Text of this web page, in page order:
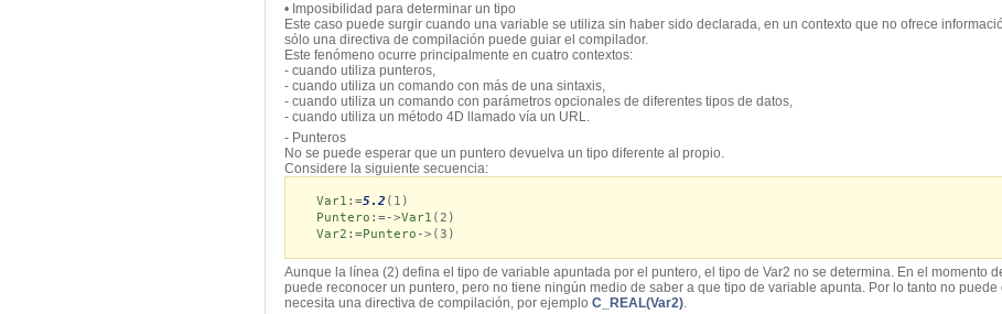
• Imposibilidad para determinar un tipo
Este caso puede surgir cuando una variable se utiliza sin haber sido declarada, en un contexto que no ofrece
sólo una directiva de compilación puede guiar el compilador.
Este fenómeno ocurre principalmente en cuatro contextos:
- cuando utiliza punteros,
- cuando utiliza un comando con más de una sintaxis,
- cuando utiliza un comando con parámetros opcionales de diferentes tipos de datos,
- cuando utiliza un método 4D llamado vía un URL.
- Punteros
No se puede esperar que un puntero devuelva un tipo diferente al propio.
Considere la siguiente secuencia:
Var1 :=5.2 (1)
Puntero :=->Var1 (2)
Var2 :=Puntero ->(3)
Aunque la línea (2) defina el tipo de variable apuntada por el puntero, el tipo de Var2 no se determina. En el momento
puede reconocer un puntero, pero no tiene ningún medio de saber a que tipo de variable apunta. Por lo tanto no puede
necesita una directiva de compilación, por ejemplo C_REAL(Var2)